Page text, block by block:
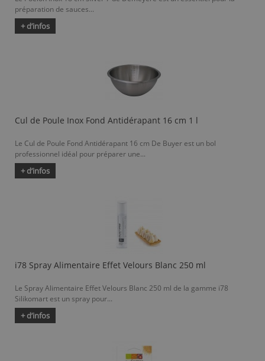
préparation de sauces...
+ d’infos
Cul de Poule Inox Fond Antidérapant 16 cm 1 l
Le Cul de Poule Fond Antidérapant 16 cm De Buyer est un bol
professionnel idéal pour préparer une...
+ d’infos
i78 Spray Alimentaire Effet Velours Blanc 250 ml
Le Spray Alimentaire Effet Velours Blanc 250 ml de la gamme i78
Silikomart est un spray pour...
+ d’infos